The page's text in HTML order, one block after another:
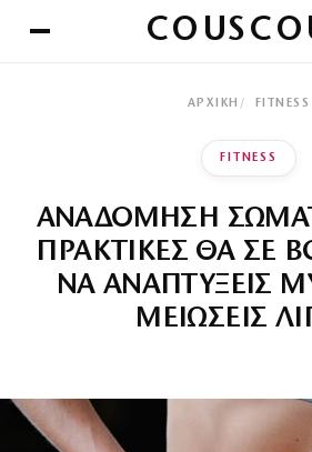
ΑΡΧΙΚΉ FITNESS
FITNESS
ΑΝΑΔΟΜΗΣΗ
ΠΡΑΚΤΙΚΕΣ ΘΑ ΣΕ
ΝΑ ΑΝΑΠΤΥΞΕΙΣ
ΜΕΙΩΣΕΙΣ